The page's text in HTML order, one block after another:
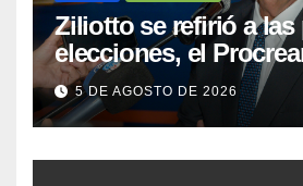
Ziliotto se refirió a las
elecciones, el
Vaca Muerta
5 DE AGOSTO DE 2026